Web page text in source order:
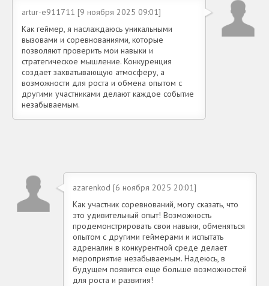
artur-e911711 [9 ноября 2025 09:01]
Как геймер, я наслаждаюсь уникальными
вызовами и соревнованиями, которые
позволяют проверить мои навыки и
стратегическое мышление. Конкуренция
создает захватывающую атмосферу, а
возможности для роста и обмена опытом с
другими участниками делают каждое событие
незабываемым.
azarenkod [6 ноября 2025 20:01]
Как участник соревнований, могу сказать, что
это удивительный опыт! Возможность
продемонстрировать свои навыки, обменяться
опытом с другими геймерами и испытать
адреналин в конкурентной среде делает
мероприятие незабываемым. Надеюсь, в
будущем появится еще больше возможностей
для роста и развития!